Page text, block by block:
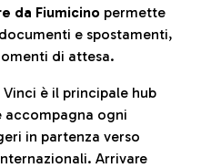
da Fiumicino permette
e spostamenti,
di attesa.
Vinci è il principale hub
accompagna ogni
in partenza verso
Arrivare